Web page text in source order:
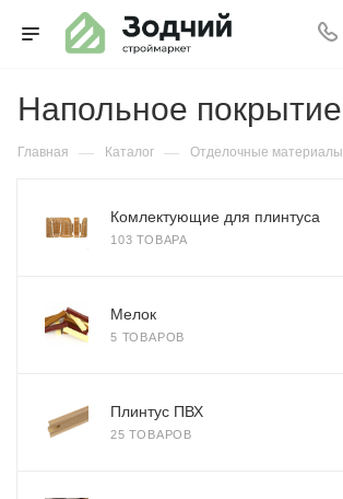
Напольное покрытие
Главная — Каталог — Отделочные материалы
Комлектующие для плинтуса
103 ТОВАРА
Мелок
5 ТОВАРОВ
Плинтус ПВХ
25 ТОВАРОВ